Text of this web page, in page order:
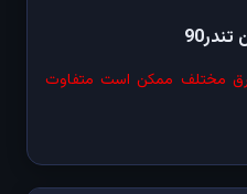
مختلف ممکن است متفاوت